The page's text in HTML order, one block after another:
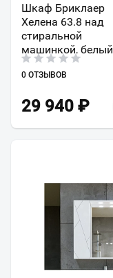
Шкаф Бриклаер
Хелена 63.8 над
стиральной
машинкой, белый
0 ОТЗЫВОВ
29 940 ₽